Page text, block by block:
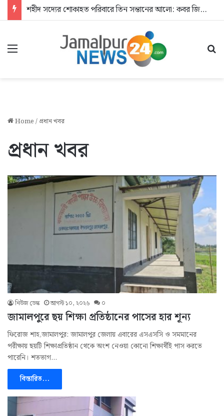
দেশের জন্য জীবন দিলেন জসিম: আশ্রয়হীন শহীদের পরিবার
Menu
Home/প্রধান খবর
প্রধান খবর
নিউজ ডেস্ক আগস্ট ১০, ২০২৬ ০
জামালপুরে ছয় শিক্ষা প্রতিষ্ঠানের পাসের হার শূন্য
ফিরোজ শাহ,জামালপুর: জামালপুর জেলায় এবারের এসএসসি ও সমমানের
পরীক্ষায় ছয়টি শিক্ষাপ্রতিষ্ঠান থেকে অংশ নেওয়া কোনো শিক্ষার্থীই পাস করতে
পারেনি। শতভাগ…
বিস্তারিত...